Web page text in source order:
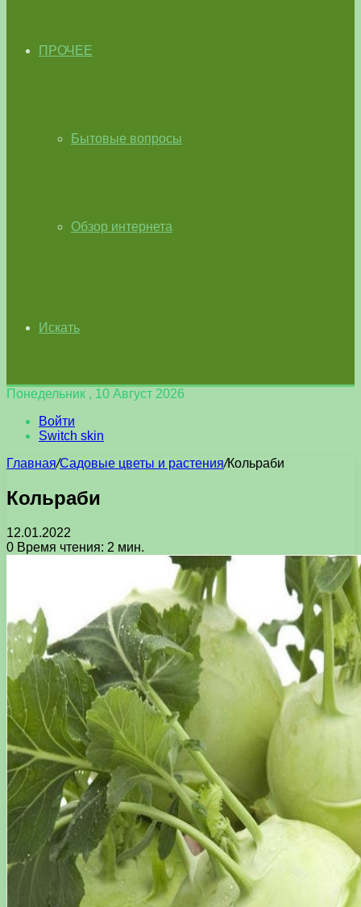
ПРОЧЕЕ
Бытовые вопросы
Обзор интернета
Искать
Понедельник , 10 Август 2026
Войти
Switch skin
Главная/Садовые цветы и растения/Кольраби
Кольраби
12.01.2022
0 Время чтения: 2 мин.